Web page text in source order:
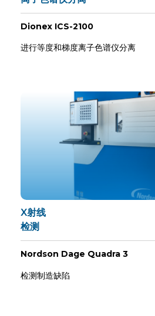
Dionex ICS-2100
进行等度和梯度离子色谱仪分离
X射线
检测
Nordson Dage Quadra 3
检测制造缺陷